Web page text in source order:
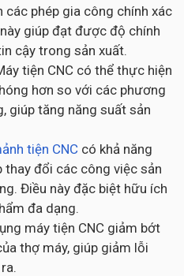
phép gia công chính xác
giúp đạt được độ chính
cậy trong sản xuất.
tiện CNC có thể thực hiện
hơn so với các phương
giúp tăng năng suất sản
tiện CNC có khả năng
thay đổi các công việc sản
Điều này đặc biệt hữu ích
đa dạng.
máy tiện CNC giảm bớt
thợ máy, giúp giảm lỗi